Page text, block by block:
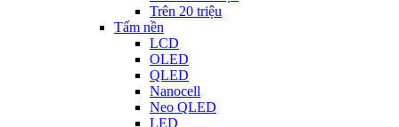
Trên 20 triệu
Tấm nền
LCD
OLED
QLED
Nanocell
Neo QLED
LED